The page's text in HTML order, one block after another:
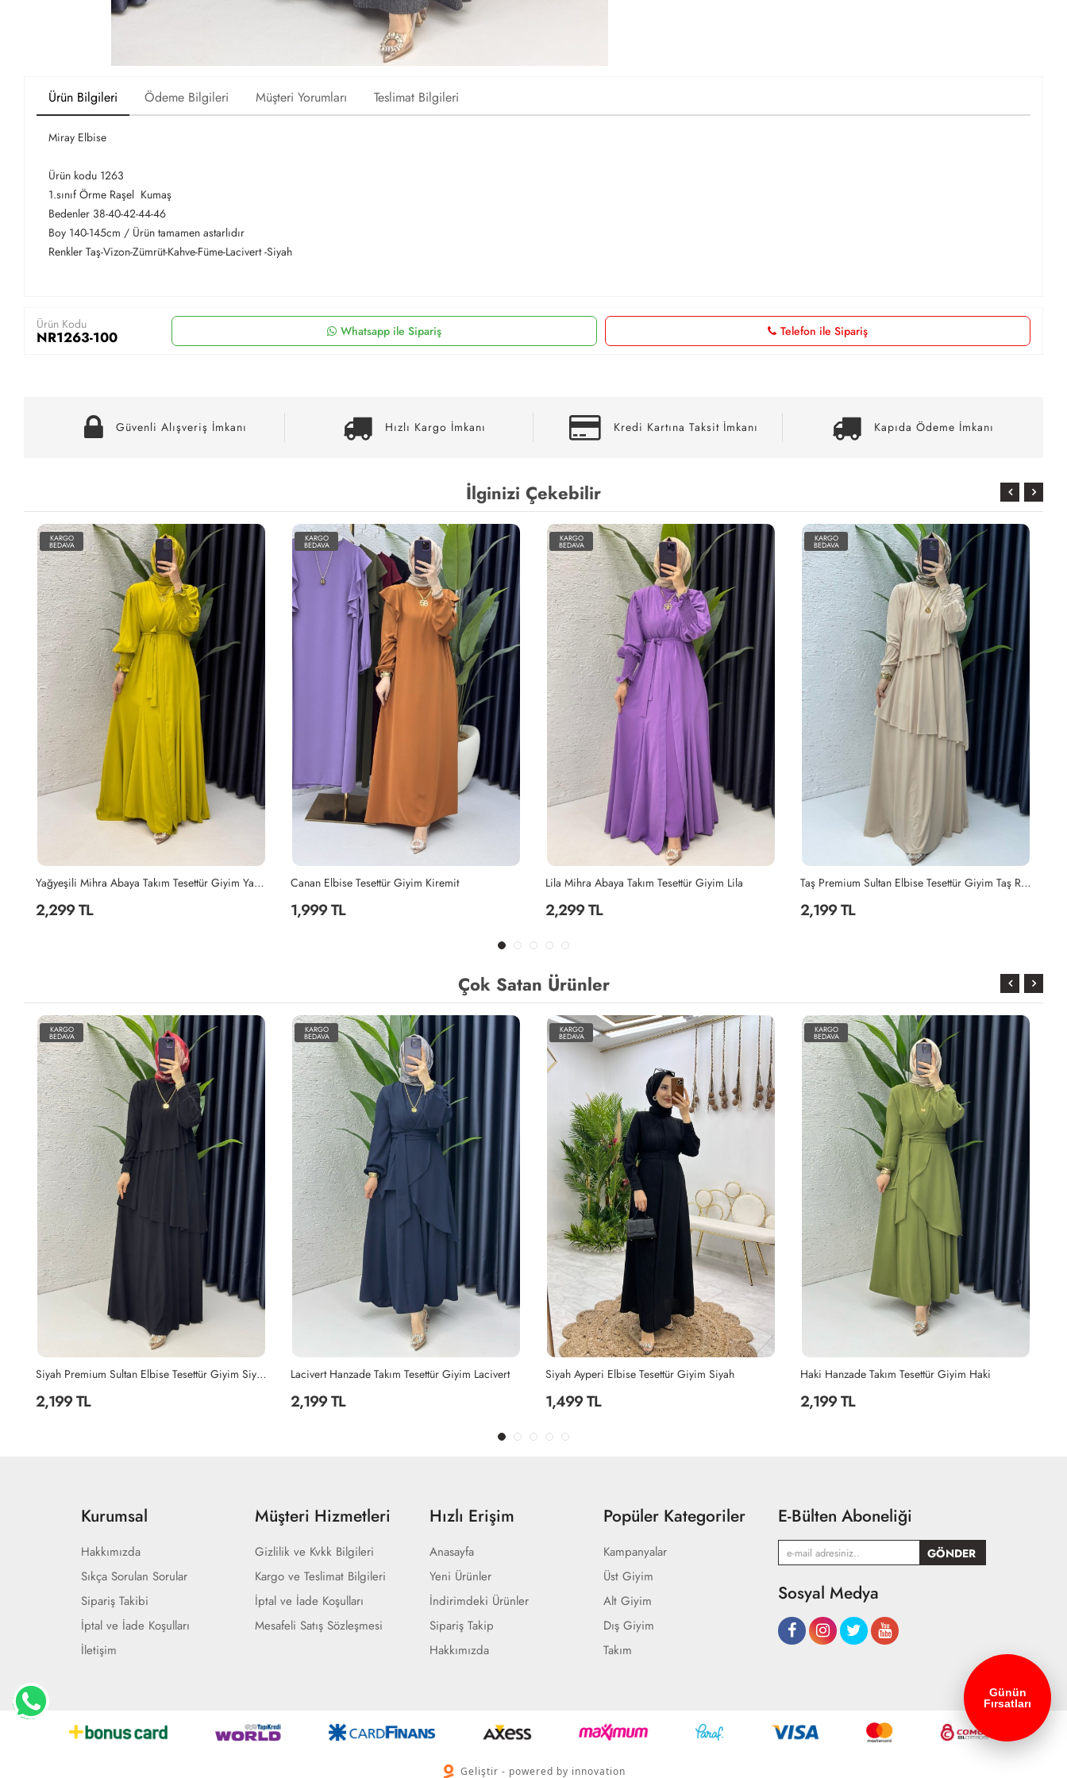
Ürün Bilgileri Ödeme Bilgileri Müşteri Yorumları Teslimat Bilgileri
Miray Elbise
Ürün kodu 1263
1.sınıf Örme Raşel Kumaş
Bedenler 38-40-42-44-46
Boy 140-145cm / Ürün tamamen astarlıdır
Renkler Taş-Vizon-Zümrüt-Kahve-Füme-Lacivert -Siyah
Ürün Kodu
NR1263-100 Whatsapp ile Sipariş Telefon ile Sipariş
Güvenli Alışveriş İmkanı Hızlı Kargo İmkanı Kredi Kartına Taksit İmkanı Kapıda Ödeme İmkanı
İlginizi Çekebilir
KARGO
BEDAVA
Canan Elbise Tesettür Giyim Kiremit
1,999 TL
KARGO
BEDAVA
Lila Mihra Abaya Takım Tesettür Giyim Lila
2,299 TL
KARGO
BEDAVA
2,199 TL
KARGO
BEDAVA
Petrol Premium Sultan Elbise Tesettür Giyim Petrol Mavisi
2,199 TL
Çok Satan Ürünler
KARGO
BEDAVA
Lacivert Hanzade Takım Tesettür Giyim Lacivert
2,199 TL
KARGO
BEDAVA
Siyah Ayperi Elbise Tesettür Giyim Siyah
1,499 TL
KARGO
BEDAVA
Haki Hanzade Takım Tesettür Giyim Haki
2,199 TL
KARGO
BEDAVA
Bordo Hanzade Takım Tesettür Giyim Bordo
2,199 TL
Kurumsal
Hakkımızda
Sıkça Sorulan Sorular
Sipariş Takibi
İptal ve İade Koşulları
İletişim
Müşteri Hizmetleri
Gizlilik ve Kvkk Bilgileri
Kargo ve Teslimat Bilgileri
İptal ve İade Koşulları
Mesafeli Satış Sözleşmesi
Hızlı Erişim
Anasayfa
Yeni Ürünler
İndirimdeki Ürünler
Sipariş Takip
Hakkımızda
Popüler Kategoriler
Kampanyalar
Üst Giyim
Alt Giyim
Dış Giyim
Takım
E-Bülten Aboneliği
Sosyal Medya
Geliştir - powered by innovation
Günün
Fırsatları